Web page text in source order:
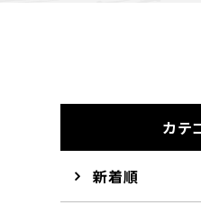
カテ
新着順